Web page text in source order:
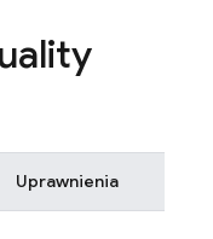
Uprawnienia